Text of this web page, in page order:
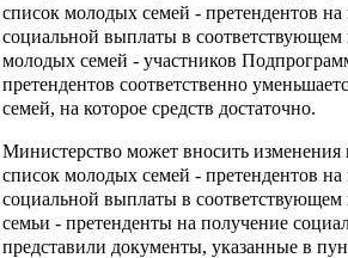
список молодых семей - претендентов на
социальной выплаты в соответствующем
молодых семей - участников
претендентов соответственно
семей, на которое средств достаточно.
Министерство может вносить
список молодых семей - претендентов на
социальной выплаты в соответствующем
семьи - претенденты на получение
представили документы, указанные в